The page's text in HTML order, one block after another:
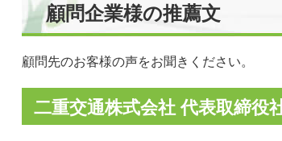
顧問企業様の推薦文
顧問先のお客様の声をお聞きください。
二重交通株式会社 代表取締役